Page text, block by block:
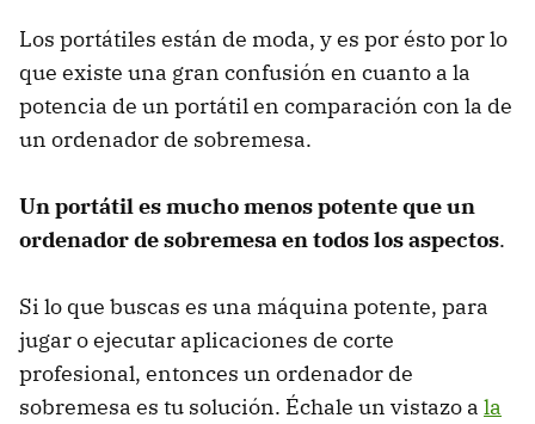
Los portátiles están de moda, y es por ésto por lo
que existe una gran confusión en cuanto a la
potencia de un portátil en comparación con la de
un ordenador de sobremesa.
Un portátil es mucho menos potente que un
ordenador de sobremesa en todos los aspectos.
Si lo que buscas es una máquina potente, para
jugar o ejecutar aplicaciones de corte
profesional, entonces un ordenador de
sobremesa es tu solución. Échale un vistazo a la